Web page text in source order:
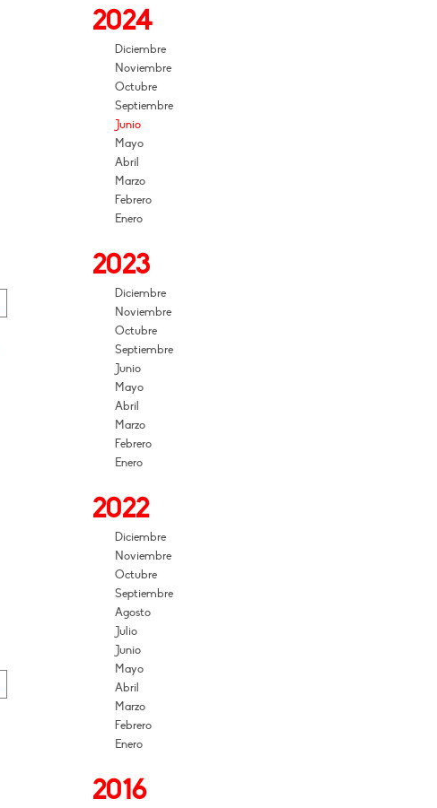
2024
Diciembre
Noviembre
Octubre
Septiembre
Junio
Mayo
Abril
Marzo
Febrero
Enero
2023
Diciembre
Noviembre
Octubre
Septiembre
Junio
Mayo
Abril
Marzo
Febrero
Enero
2022
Diciembre
Noviembre
Octubre
Septiembre
Agosto
Julio
Junio
Mayo
Abril
Marzo
Febrero
Enero
2016